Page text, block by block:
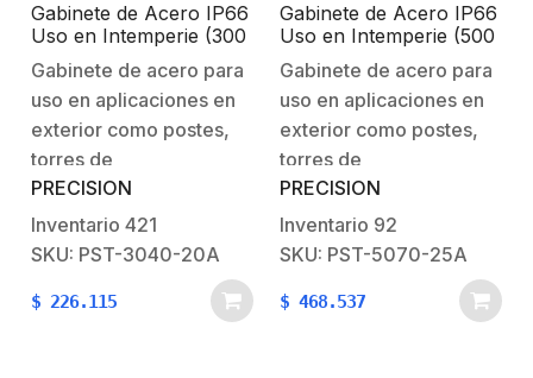
Gabinete de Acero IP66
Uso en Intemperie (300
x 400 x 200 mm) con
Placa Trasera Interior y
Compuerta Inferior
Atornillable (Incluye
Chapa y Llave).
Gabinete de acero para
uso en aplicaciones en
exterior como postes,
torres de
telecomunicación o
pared donde no se
cuente con protección
excesivo. Características
PRECISION
Inventario 421
SKU: PST-3040-20A
$ 226.115
Gabinete de Acero IP66
Uso en Intemperie (500
x 700 x 250 mm) con
Placa Trasera Interior y
Compuerta Inferior
Atornillable (Incluye
Chapa y Llave).
Gabinete de acero para
uso en aplicaciones en
exterior como postes,
torres de
telecomunicación o
pared donde no se
cuente con protección
excesivo. Características
PRECISION
Inventario 92
SKU: PST-5070-25A
$ 468.537